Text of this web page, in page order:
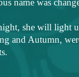
name was
she will light
and Autumn,